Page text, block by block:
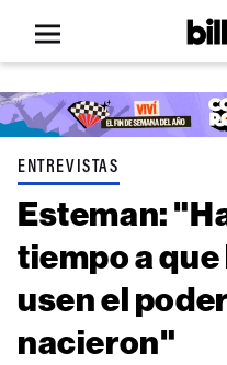
Open
menu
ENTREVISTAS
Esteman:
tiempo a
usen el
nacieron"